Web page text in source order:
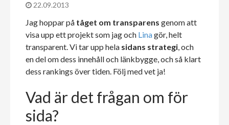
22.09.2013
Jag hoppar på tåget om transparens genom att
visa upp ett projekt som jag och Linagör, helt
transparent. Vi tar upp hela sidans strategi, och
en del om dess innehåll och länkbygge, och så klart
dess rankings över tiden. Följ med vet ja!
Vad är det frågan om för
sida?